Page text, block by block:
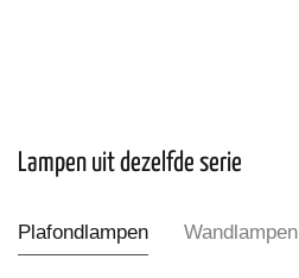
Lampen uit dezelfde serie
Plafondlampen Wandlampen